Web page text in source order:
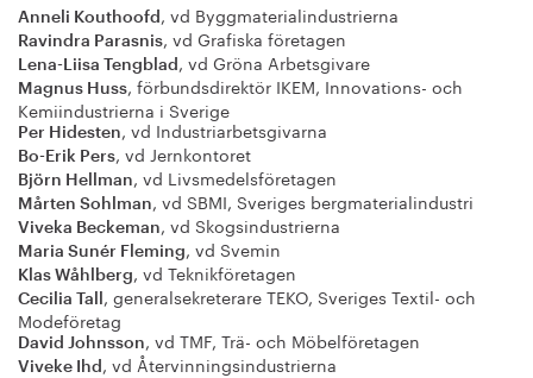
Anneli Kouthoofd , vd Byggmaterialindustrierna
Ravindra Parasnis, vd Grafiska företagen
Lena-Liisa Tengblad , vd Gröna Arbetsgivare
Magnus Huss, förbundsdirektör IKEM, Innovations- och
Kemiindustrierna i Sverige
Per Hidesten, vd Industriarbetsgivarna
Bo-Erik Pers, vd Jernkontoret
Björn Hellman, vd Livsmedelsföretagen
Mårten Sohlman, vd SBMI, Sveriges bergmaterialindustri
Viveka Beckeman, vd Skogsindustrierna
Maria Sunér Fleming, vd Svemin
Klas Wåhlberg, vd Teknikföretagen
Cecilia Tall , generalsekreterare TEKO, Sveriges Textil- och
Modeföretag
David Johnsson, vd TMF, Trä- och Möbelföretagen
Viveke Ihd , vd Återvinningsindustrierna